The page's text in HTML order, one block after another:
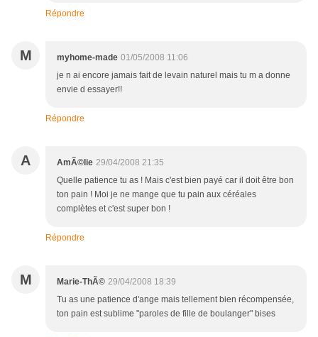
Répondre
M myhome-made 01/05/2008 11:06
je n ai encore jamais fait de levain naturel mais tu m a donne
envie d essayer!!
Répondre
A AmÃ©lie 29/04/2008 21:35
Quelle patience tu as ! Mais c'est bien payé car il doit être bon
ton pain ! Moi je ne mange que tu pain aux céréales
complètes et c'est super bon !
Répondre
M Marie-ThÃ© 29/04/2008 18:39
Tu as une patience d'ange mais tellement bien récompensée,
ton pain est sublime "paroles de fille de boulanger" bises